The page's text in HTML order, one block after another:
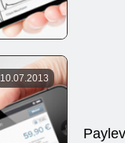
10.07.2013